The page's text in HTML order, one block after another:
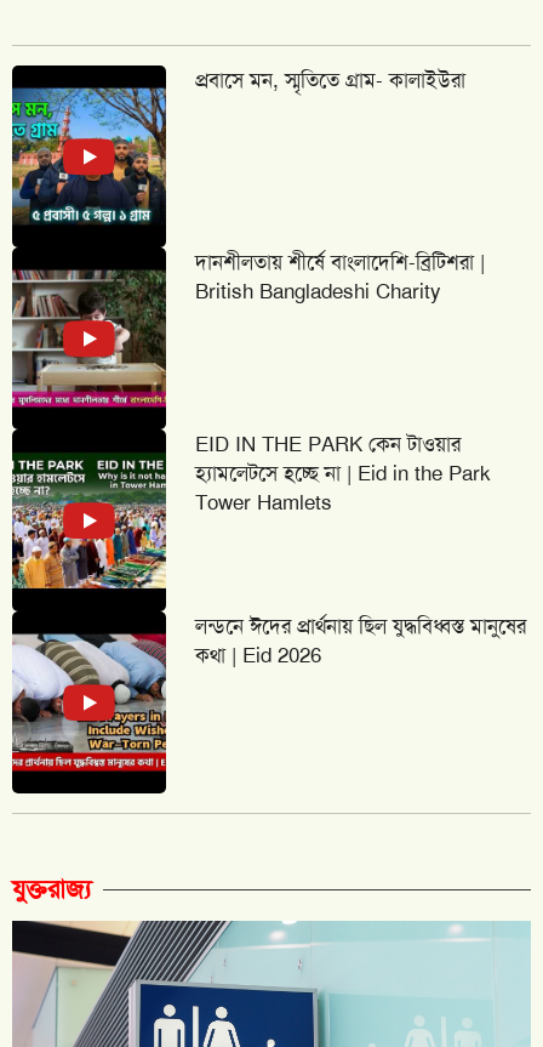
প্রবাসে মন, স্মৃতিতে গ্রাম- কালাইউরা
দানশীলতায় শীর্ষে বাংলাদেশি-ব্রিটিশরা |
British Bangladeshi Charity
EID IN THE PARK কেন টাওয়ার
হ্যামলেটসে হচ্ছে না | Eid in the Park
Tower Hamlets
লন্ডনে ঈদের প্রার্থনায় ছিল যুদ্ধবিধ্বস্ত মানুষের
কথা | Eid 2026
যুক্তরাজ্য